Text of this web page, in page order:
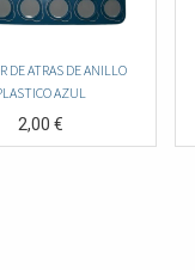
DE ATRAS DE ANILLO
AZUL
2,00€